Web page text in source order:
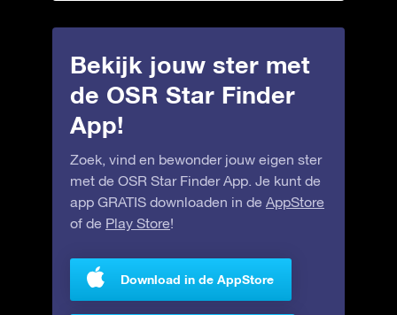
Bekijk jouw ster met
de OSR Star Finder
App!
Zoek, vind en bewonder jouw eigen ster
met de OSR Star Finder App. Je kunt de
app GRATIS downloaden in de AppStore
of de Play Store!
Download in de AppStore